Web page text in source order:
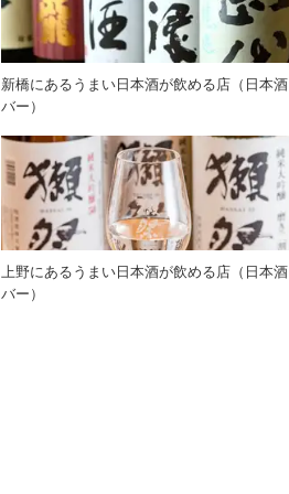
新橋にあるうまい日本酒が飲める店（日本酒
バー）
上野にあるうまい日本酒が飲める店（日本酒
バー）